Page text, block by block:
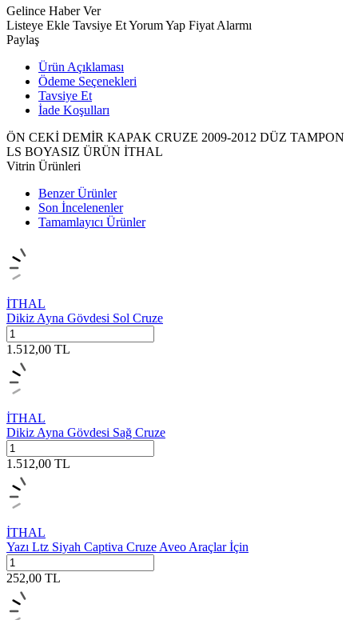
Gelince Haber Ver
Listeye Ekle Tavsiye EtYorum Yap Fiyat Alarmı
Paylaş
Ürün Açıklaması
Ödeme Seçenekleri
Tavsiye Et
İade Koşulları
ÖN CEKİ DEMİR KAPAK CRUZE 2009-2012 DÜZ TAMPON
LS BOYASIZ ÜRÜN İTHAL
Vitrin Ürünleri
Benzer Ürünler
Son İncelenenler
Tamamlayıcı Ürünler
İTHAL
Dikiz Ayna Gövdesi Sol Cruze
1.512,00 TL
İTHAL
Dikiz Ayna Gövdesi Sağ Cruze
1.512,00 TL
İTHAL
Yazı Ltz Siyah Captiva Cruze Aveo Araçlar İçin
252,00 TL